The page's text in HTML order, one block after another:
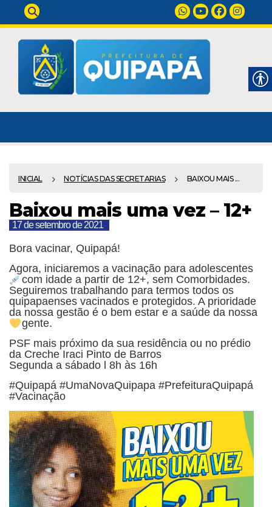
INICIAL NOTÍCIAS DAS SECRETARIAS BAIXOU MAIS ...
Baixou mais uma vez – 12+
17 de setembro de 2021
Bora vacinar, Quipapá!
Agora, iniciaremos a vacinação para adolescentes
com idade a partir de 12+, sem Comorbidades.
Seguiremos trabalhando para termos todos os
quipapaenses vacinados e protegidos. A prioridade
da nossa gestão é o bem estar e a saúde da nossa
gente.
PSF mais próximo da sua residência ou no prédio
da Creche Iraci Pinto de Barros
Segunda a sábado l 8h às 16h
#Quipapá #UmaNovaQuipapa #PrefeituraQuipapá
#Vacinação